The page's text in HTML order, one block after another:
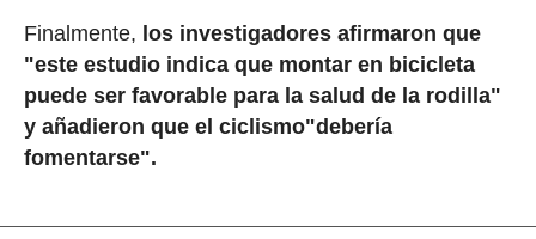
Finalmente, los investigadores afirmaron que
"este estudio indica que montar en bicicleta
puede ser favorable para la salud de la rodilla"
y añadieron que el ciclismo"debería
fomentarse".